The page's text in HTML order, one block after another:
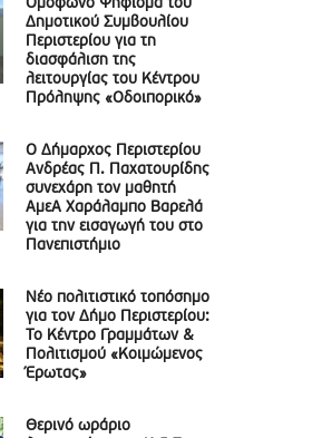
Ομόφωνο Ψήφισμα του
Δημοτικού Συμβουλίου
Περιστερίου για τη
διασφάλιση της
λειτουργίας του Κέντρου
Πρόληψης «Οδοιπορικό»
Ο Δήμαρχος Περιστερίου
Ανδρέας Π. Παχατουρίδης
συνεχάρη τον μαθητή
ΑμεΑ Χαράλαμπο Βαρελά
για την εισαγωγή του στο
Πανεπιστήμιο
Νέο πολιτιστικό τοπόσημο
για τον Δήμο Περιστερίου:
Το Κέντρο Γραμμάτων &
Πολιτισμού «Κοιμώμενος
Έρωτας»
Θερινό ωράριο